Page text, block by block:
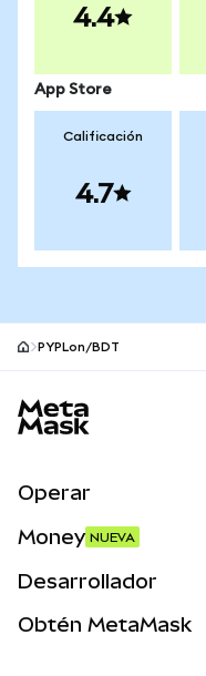
4.4
App Store
Calificación
4.7
PYPLon/BDT
Operar
Activos del mundo real
Money NUEVA
Desarrollador
Obtén MetaMask